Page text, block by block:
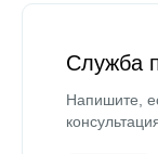
Служба
Напишите,